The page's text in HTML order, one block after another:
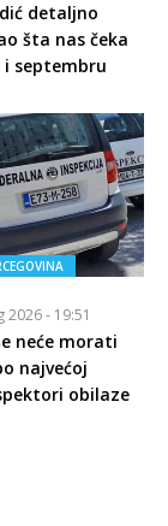
detaljno
šta nas čeka
septembru
2026 - 19:51
neće morati
najvećoj
obilaze